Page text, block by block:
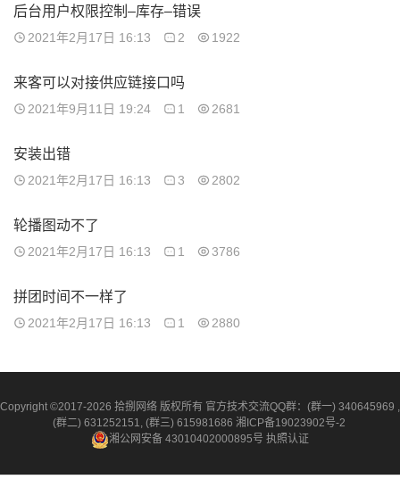
后台用户权限控制–库存–错误
2021年2月17日 16:13 2 1922
来客可以对接供应链接口吗
2021年9月11日 19:24 1 2681
安装出错
2021年2月17日 16:13 3 2802
轮播图动不了
2021年2月17日 16:13 1 3786
拼团时间不一样了
2021年2月17日 16:13 1 2880
Copyright ©2017-2026 拾捌网络 版权所有 官方技术交流QQ群：(群一) 340645969 ,
(群二) 631252151, (群三) 615981686 湘ICP备19023902号-2
湘公网安备 43010402000895号 执照认证